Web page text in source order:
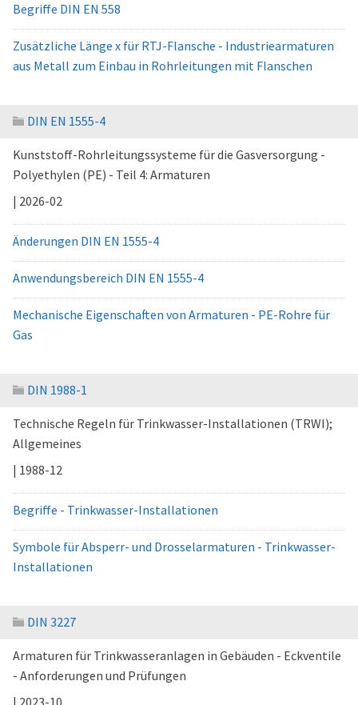
Begriffe DIN EN 558
Zusätzliche Länge x für RTJ-Flansche - Industriearmaturen
aus Metall zum Einbau in Rohrleitungen mit Flanschen
DIN EN 1555-4
Kunststoff-Rohrleitungssysteme für die Gasversorgung -
Polyethylen (PE) - Teil 4: Armaturen
| 2026-02
Änderungen DIN EN 1555-4
Anwendungsbereich DIN EN 1555-4
Mechanische Eigenschaften von Armaturen - PE-Rohre für
Gas
DIN 1988-1
Technische Regeln für Trinkwasser-Installationen (TRWI);
Allgemeines
| 1988-12
Begriffe - Trinkwasser-Installationen
Symbole für Absperr- und Drosselarmaturen - Trinkwasser-
Installationen
DIN 3227
Armaturen für Trinkwasseranlagen in Gebäuden - Eckventile
- Anforderungen und Prüfungen
| 2023-10